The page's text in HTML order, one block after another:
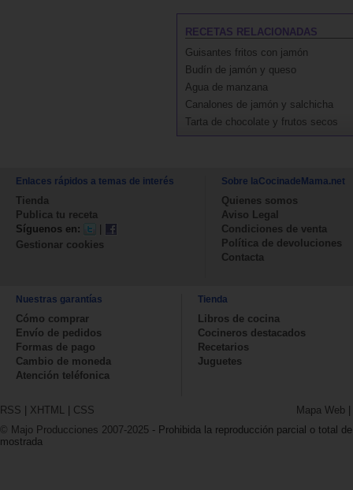
RECETAS RELACIONADAS
Guisantes fritos con jamón
Budín de jamón y queso
Agua de manzana
Canalones de jamón y salchicha
Tarta de chocolate y frutos secos
Enlaces rápidos a temas de interés
Tienda
Publica tu receta
Síguenos en:
|
Gestionar cookies
Sobre laCocinadeMama.net
Quienes somos
Aviso Legal
Condiciones de venta
Política de devoluciones
Contacta
Nuestras garantías
Cómo comprar
Envío de pedidos
Formas de pago
Cambio de moneda
Atención teléfonica
Tienda
Libros de cocina
Cocineros destacados
Recetarios
Juguetes
RSS | XHTML | CSS Mapa Web |
© Majo Producciones 2007-2025 - Prohibida la reproducción parcial o total
mostrada